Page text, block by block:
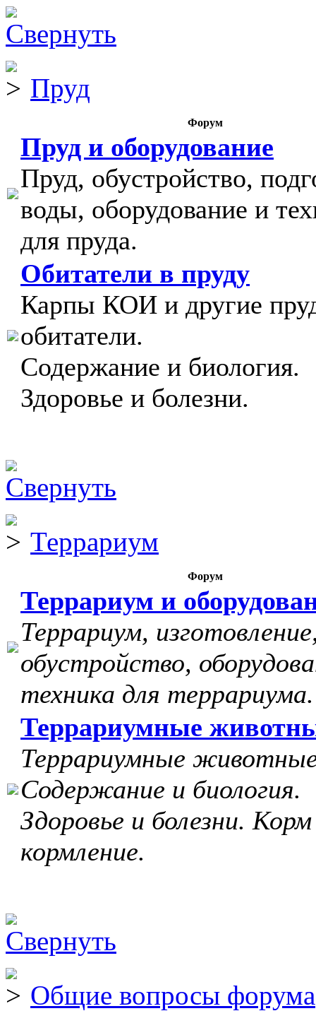
Пруд
Форум
Пруд и оборудование
Пруд, обустройство,
воды, оборудование и
для пруда.
Обитатели в пруду
Карпы КОИ и другие
обитатели.
Содержание и биология.
Здоровье и болезни.
Террариум
Форум
Террариум и
Террариум,
обустройство,
техника для террариума.
Террариумные
Террариумные
Содержание и биология.
Здоровье и болезни.
кормление.
Общие вопросы форума